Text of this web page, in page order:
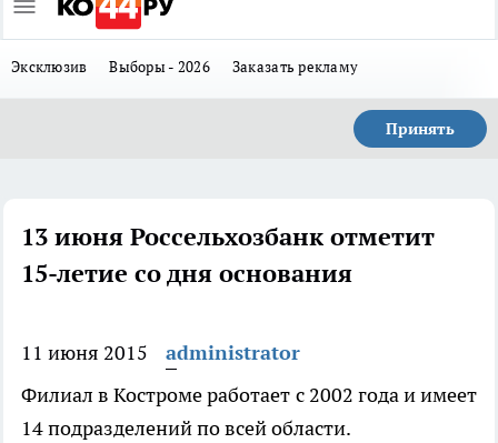
Эксклюзив Выборы - 2026 Заказать рекламу
Принять
13 июня Россельхозбанк отметит
15-летие со дня основания
11 июня 2015
administrator
Филиал в Костроме работает с 2002 года и имеет
14 подразделений по всей области.